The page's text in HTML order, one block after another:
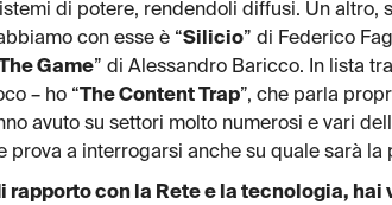
di potere, rendendoli diffusi. Un altro,
con esse è “Silicio” di Federico
Game” di Alessandro Baricco. In lista
– ho “The Content Trap”, che parla
avuto su settori molto numerosi e vari
prova a interrogarsi anche su quale sarà la
rapporto con la Rete e la tecnologia,